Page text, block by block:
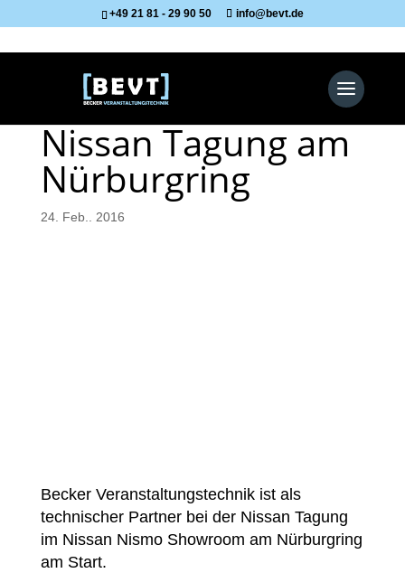
+49 21 81 - 29 90 50 info@bevt.de
Nissan Tagung am
Nürburgring
24. Feb.. 2016
Becker Veranstaltungstechnik ist als
technischer Partner bei der Nissan Tagung
im Nissan Nismo Showroom am Nürburgring
am Start.